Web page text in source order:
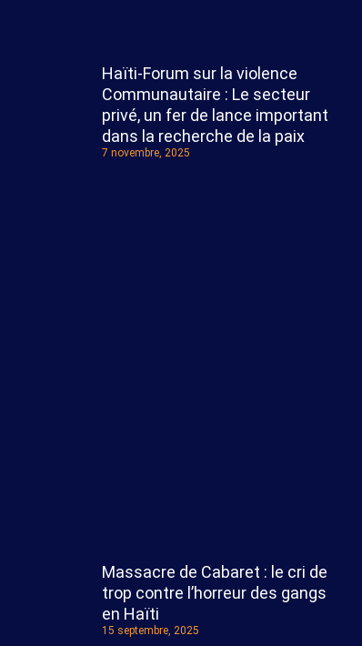
Haïti-Forum sur la violence
Communautaire : Le secteur
privé, un fer de lance important
dans la recherche de la paix
7 novembre, 2025
Massacre de Cabaret : le cri de
trop contre l’horreur des gangs
en Haïti
15 septembre, 2025